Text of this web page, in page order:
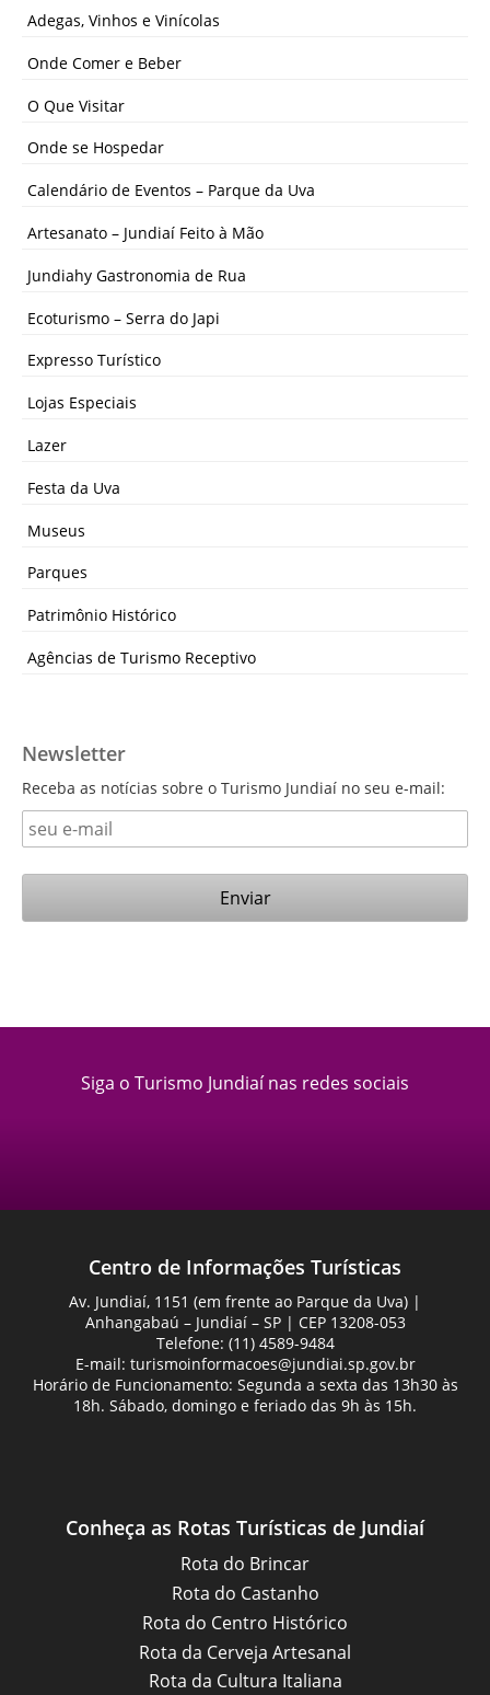
Adegas, Vinhos e Vinícolas
Onde Comer e Beber
O Que Visitar
Onde se Hospedar
Calendário de Eventos – Parque da Uva
Artesanato – Jundiaí Feito à Mão
Jundiahy Gastronomia de Rua
Ecoturismo – Serra do Japi
Expresso Turístico
Lojas Especiais
Lazer
Festa da Uva
Museus
Parques
Patrimônio Histórico
Agências de Turismo Receptivo
Newsletter
Receba as notícias sobre o Turismo Jundiaí no seu e-mail:
Siga o Turismo Jundiaí nas redes sociais
Conheça as Rotas Turísticas de Jundiaí
Rota do Brincar
Rota do Castanho
Rota do Centro Histórico
Rota da Cerveja Artesanal
Rota da Cultura Italiana
Centro de Informações Turísticas
Av. Jundiaí, 1151 (em frente ao Parque da Uva) |
Anhangabaú – Jundiaí – SP | CEP 13208-053
Telefone: (11) 4589-9484
E-mail: turismoinformacoes@jundiai.sp.gov.br
Horário de Funcionamento: Segunda a sexta das 13h30 às
18h. Sábado, domingo e feriado das 9h às 15h.